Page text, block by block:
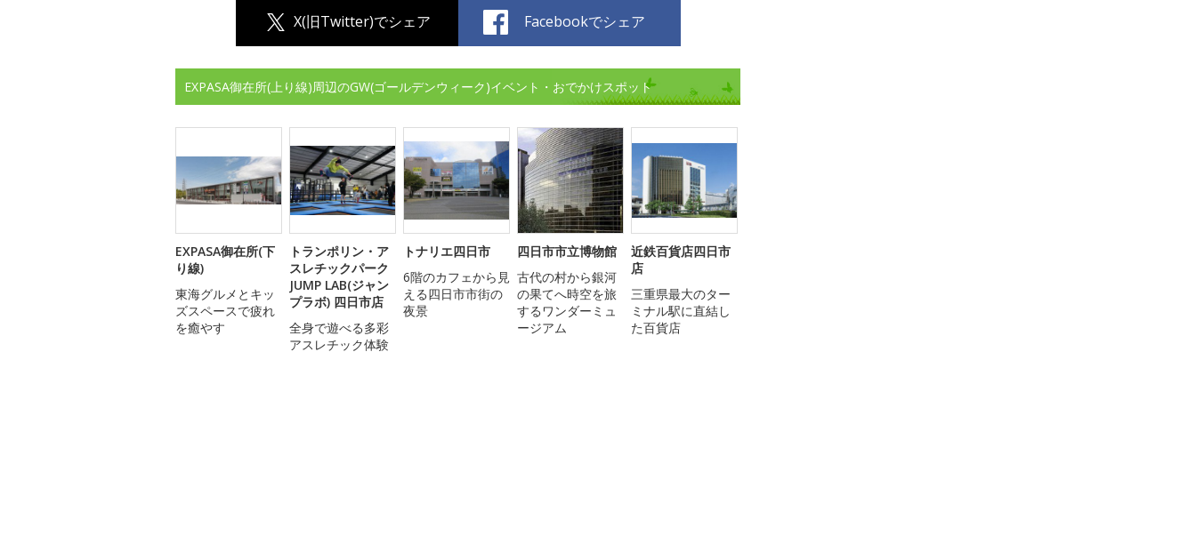
X(旧Twitter)でシェア Facebookでシェア
EXPASA御在所(上り線)周辺のGW(ゴールデンウィーク)イベント・おでかけスポット
EXPASA御在所(下
り線)
東海グルメとキッ
ズスペースで疲れ
を癒やす
トランポリン・ア
スレチックパーク
JUMP LAB(ジャン
プラボ) 四日市店
全身で遊べる多彩
アスレチック体験
トナリエ四日市
6階のカフェから見
える四日市市街の
夜景
四日市市立博物館
古代の村から銀河
の果てへ時空を旅
するワンダーミュ
ージアム
近鉄百貨店四日市
店
三重県最大のター
ミナル駅に直結し
た百貨店